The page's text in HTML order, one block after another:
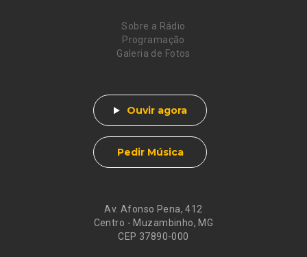
Av. Afonso Pena, 412
Centro - Muzambinho, MG
CEP 37890-000
Sobre a Rádio
Programação
Galeria de Fotos
Ouvir agora
Pedir Música